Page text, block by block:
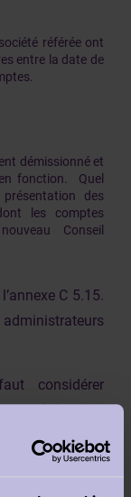
référée ont
entre la date de
démissionné et
fonction. Quel
des
les comptes
Conseil
C 5.15.
administrateurs
considérer
ou à la date